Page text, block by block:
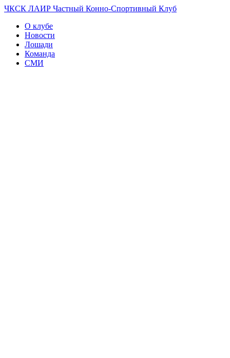
ЧКСК ЛАИР Частный Конно-Спортивный Клуб
О клубе
Новости
Лошади
Команда
СМИ